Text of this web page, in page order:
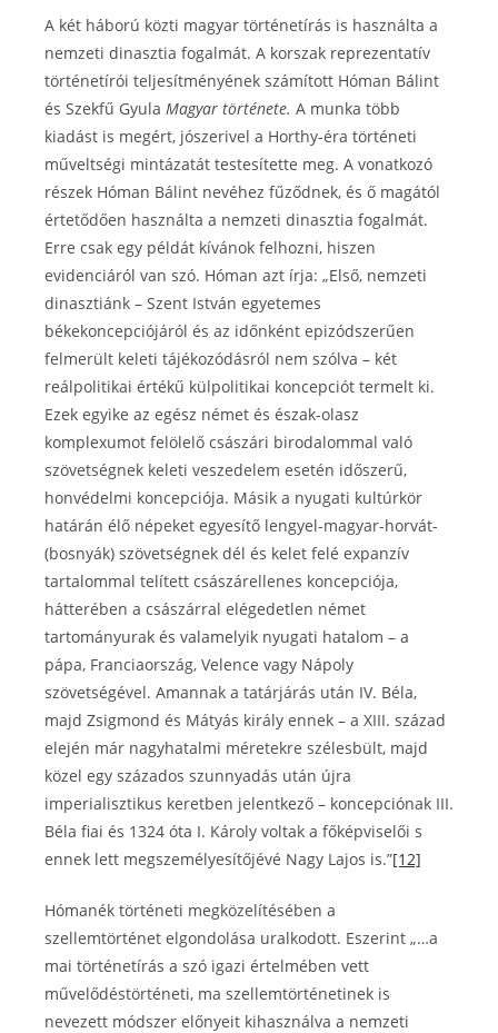
A két háború közti magyar történetírás is használta a
nemzeti dinasztia fogalmát. A korszak reprezentatív
történetírói teljesítményének számított Hóman Bálint
és Szekfű Gyula Magyar története. A munka több
kiadást is megért, jószerivel a Horthy-éra történeti
műveltségi mintázatát testesítette meg. A vonatkozó
részek Hóman Bálint nevéhez fűződnek, és ő magától
értetődően használta a nemzeti dinasztia fogalmát.
Erre csak egy példát kívánok felhozni, hiszen
evidenciáról van szó. Hóman azt írja: „Első, nemzeti
dinasztiánk – Szent István egyetemes
békekoncepciójáról és az időnként epizódszerűen
felmerült keleti tájékozódásról nem szólva – két
reálpolitikai értékű külpolitikai koncepciót termelt ki.
Ezek egyike az egész német és észak-olasz
komplexumot felölelő császári birodalommal való
szövetségnek keleti veszedelem esetén időszerű,
honvédelmi koncepciója. Másik a nyugati kultúrkör
határán élő népeket egyesítő lengyel-magyar-horvát-
(bosnyák) szövetségnek dél és kelet felé expanzív
tartalommal telített császárellenes koncepciója,
hátterében a császárral elégedetlen német
tartományurak és valamelyik nyugati hatalom – a
pápa, Franciaország, Velence vagy Nápoly
szövetségével. Amannak a tatárjárás után IV. Béla,
majd Zsigmond és Mátyás király ennek – a XIII. század
elején már nagyhatalmi méretekre szélesbült, majd
közel egy százados szunnyadás után újra
imperialisztikus keretben jelentkező – koncepciónak III.
Béla fiai és 1324 óta I. Károly voltak a főképviselői s
ennek lett megszemélyesítőjévé Nagy Lajos is.”[12]
Hómanék történeti megközelítésében a
szellemtörténet elgondolása uralkodott. Eszerint „…a
mai történetírás a szó igazi értelmében vett
művelődéstörténeti, ma szellemtörténetinek is
nevezett módszer előnyeit kihasználva a nemzeti